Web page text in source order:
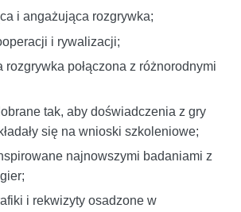
i angażująca rozgrywka;
i rywalizacji;
rozgrywka połączona z różnorodnymi
tak, aby doświadczenia z gry
się na wnioski szkoleniowe;
najnowszymi badaniami z
i rekwizyty osadzone w